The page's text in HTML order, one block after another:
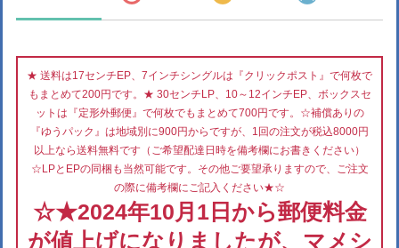
★ 送料は17センチEP、7インチシングルは『クリックポスト』で何枚で
もまとめて200円です。★ 30センチLP、10～12インチEP、ボックスセ
ットは『定形外郵便』で何枚でもまとめて700円です。☆補償ありの
『ゆうパック』は地域別に900円からですが、1回の注文が税込8000円
以上なら送料無料です（ご希望配達日時を備考欄にお書きください）
☆LPとEPの同梱も当然可能です。その他ご要望承りますので、ご注文
の際に備考欄にご記入ください★☆
☆★2024年10月1日から郵便料金
が値上げになりましたが、マメシ